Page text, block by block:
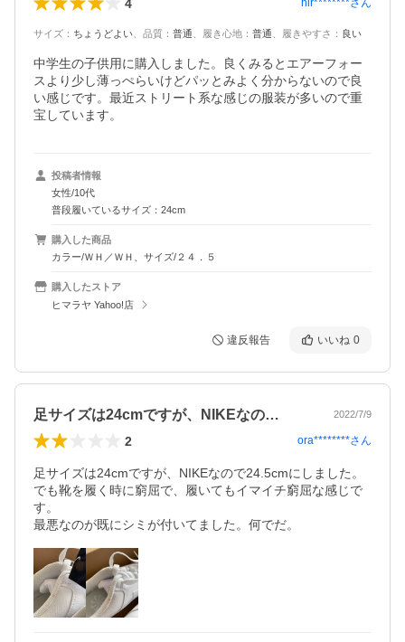
4 hir********さん
サイズ ： ちょうどよい 品質 ： 普通 履き心地 ： 普通 履きやすさ ： 良い
中学生の子供用に購入しました。良くみるとエアーフォー
スより少し薄っぺらいけどパッとみよく分からないので良
い感じです。最近ストリート系な感じの服装が多いので重
宝しています。
投稿者情報
女性/10代
普段履いているサイズ：24cm
購入した商品
カラー/ＷＨ／ＷＨ、サイズ/２４．５
購入したストア
ヒマラヤ Yahoo!店
違反報告 いいね 0
足サイズは24cmですが、NIKEなの… 2022/7/9
2 ora********さん
足サイズは24cmですが、NIKEなので24.5cmにしました。
でも靴を履く時に窮屈で、履いてもイマイチ窮屈な感じで
す。
最悪なのが既にシミが付いてました。何でだ。